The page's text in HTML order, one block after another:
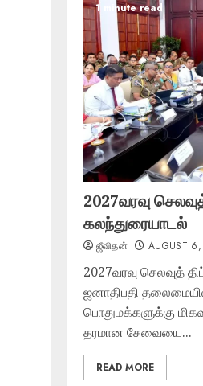
1 minute read
2027வரவு
கலந்துரையாடல்
ஜீவிதன் AUGUST
2027வரவு செலவுத்
ஜனாதிபதி
பொதுமக்களுக்கு
தரமான சேவையை...
READ MORE